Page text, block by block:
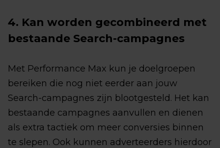
4. Kan worden gecombineerd met
bestaande Search-campagnes
Met Performance Max kun je doelgroepen
bereiken die nog niet eerder aan jouw
Search-campagnes zijn blootgesteld. Het kan
bestaande campagnes aanvullen en dienen
als extra tactiek om meer conversies binnen
te slepen. Ook kunnen adverteerders hierdoor